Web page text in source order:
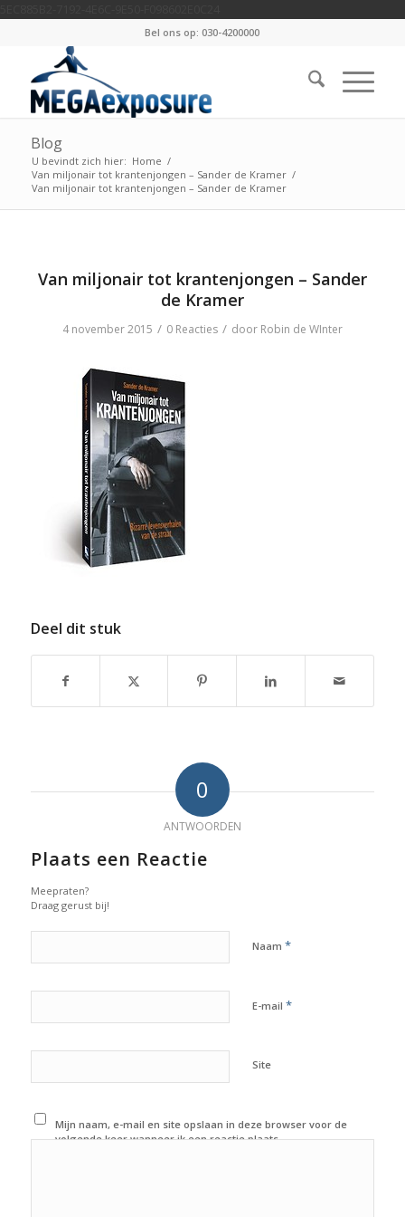
Bel ons op: 030-4200000
Blog
U bevindt zich hier: Home /
Van miljonair tot krantenjongen – Sander de Kramer /
Van miljonair tot krantenjongen – Sander de Kramer
Van miljonair tot krantenjongen – Sander
de Kramer
4 november 2015 / 0 Reacties / door Robin de WInter
Deel dit stuk
0
ANTWOORDEN
Plaats een Reactie
Meepraten?
Draag gerust bij!
Naam *
E-mail *
Site
Mijn naam, e-mail en site opslaan in deze browser voor de
volgende keer wanneer ik een reactie plaats.